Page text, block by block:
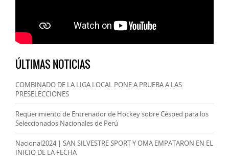
ÚLTIMAS NOTICIAS
COMBINADO DE LA LIGA LOCAL PONE A PRUEBA A LAS
PRESELECCIONES
Requerimiento de Entrenador de Hockey sobre Césped para los
Seleccionados Nacionales de Perú
Nacional2024 | SAN SILVESTRE SPORT Y OMA EMPATARON EN EL
INICIO DE LA FECHA